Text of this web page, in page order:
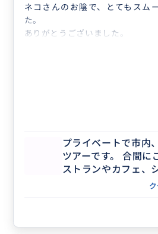
ネコさんのお陰で、とてもスム
た。
ありがとうございました。
プライベートで市内
ツアーです。 合間に
ストランやカフェ、
ることが可能です。